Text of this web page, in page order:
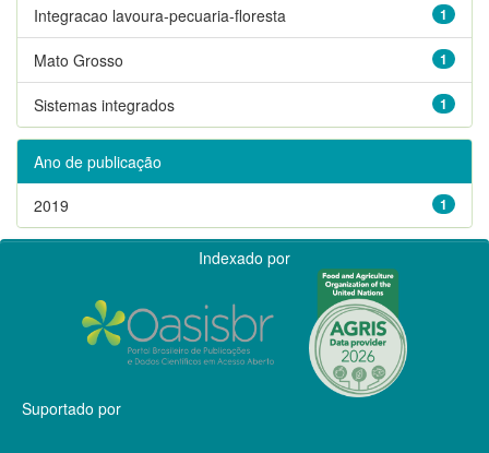
1
Integracao lavoura-pecuaria-floresta
1
Mato Grosso
1
Sistemas integrados
Ano de publicação
1
2019
Indexado por
Suportado por